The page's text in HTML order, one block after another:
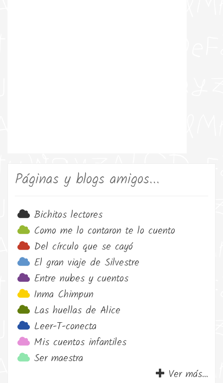
Páginas y blogs amigos...
Bichitos lectores
Como me lo contaron te lo cuento
Del círculo que se cayó
El gran viaje de Silvestre
Entre nubes y cuentos
Inma Chimpun
Las huellas de Alice
Leer-T-conecta
Mis cuentos infantiles
Ser maestra
Ver más...